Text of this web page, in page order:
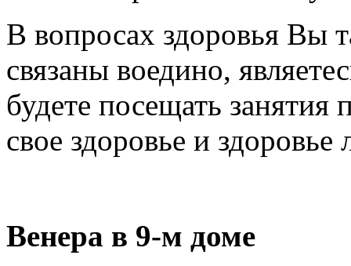
В вопросах здоровья Вы
связаны воедино,
будете посещать
свое здоровье и
Венера в 9-м доме